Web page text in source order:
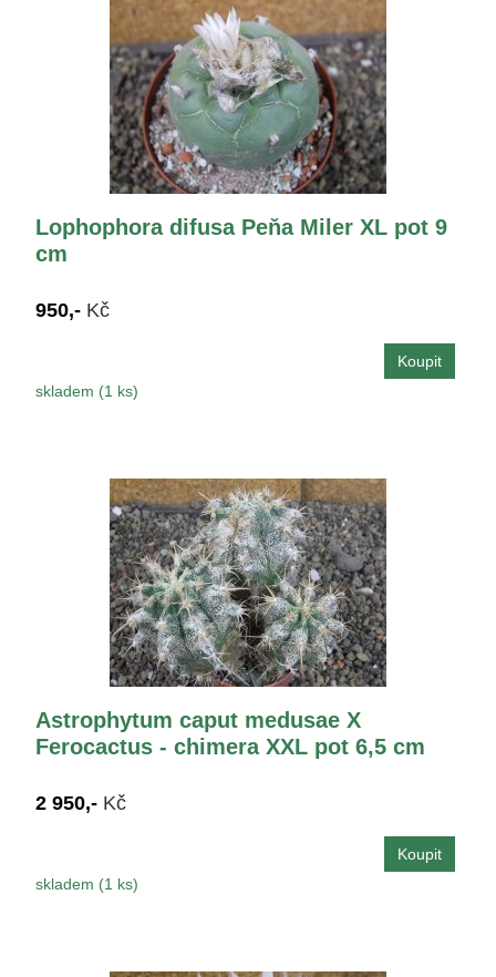
Lophophora difusa Peňa Miler XL pot 9
cm
950,- Kč
skladem (1 ks)
Astrophytum caput medusae X
Ferocactus - chimera XXL pot 6,5 cm
2 950,- Kč
skladem (1 ks)